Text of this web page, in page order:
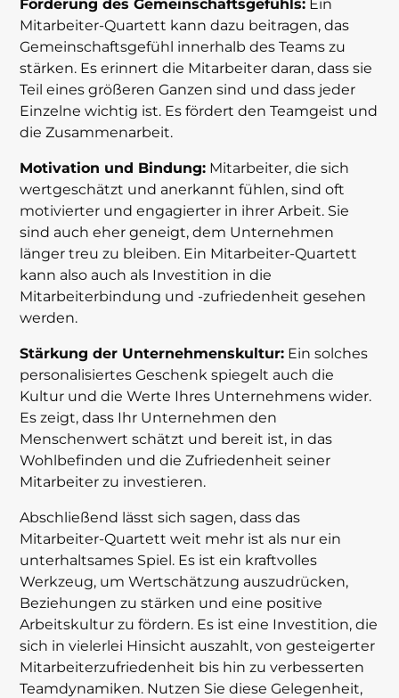
Förderung des Gemeinschaftsgefühls: Ein
Mitarbeiter-Quartett kann dazu beitragen, das
Gemeinschaftsgefühl innerhalb des Teams zu
stärken. Es erinnert die Mitarbeiter daran, dass sie
Teil eines größeren Ganzen sind und dass jeder
Einzelne wichtig ist. Es fördert den Teamgeist und
die Zusammenarbeit.
Motivation und Bindung: Mitarbeiter, die sich
wertgeschätzt und anerkannt fühlen, sind oft
motivierter und engagierter in ihrer Arbeit. Sie
sind auch eher geneigt, dem Unternehmen
länger treu zu bleiben. Ein Mitarbeiter-Quartett
kann also auch als Investition in die
Mitarbeiterbindung und -zufriedenheit gesehen
werden.
Stärkung der Unternehmenskultur: Ein solches
personalisiertes Geschenk spiegelt auch die
Kultur und die Werte Ihres Unternehmens wider.
Es zeigt, dass Ihr Unternehmen den
Menschenwert schätzt und bereit ist, in das
Wohlbefinden und die Zufriedenheit seiner
Mitarbeiter zu investieren.
Abschließend lässt sich sagen, dass das
Mitarbeiter-Quartett weit mehr ist als nur ein
unterhaltsames Spiel. Es ist ein kraftvolles
Werkzeug, um Wertschätzung auszudrücken,
Beziehungen zu stärken und eine positive
Arbeitskultur zu fördern. Es ist eine Investition, die
sich in vielerlei Hinsicht auszahlt, von gesteigerter
Mitarbeiterzufriedenheit bis hin zu verbesserten
Teamdynamiken. Nutzen Sie diese Gelegenheit,